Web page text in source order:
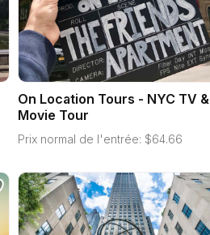
On Location Tours - NYC TV &
Movie Tour
Prix normal de l'entrée: $64.66